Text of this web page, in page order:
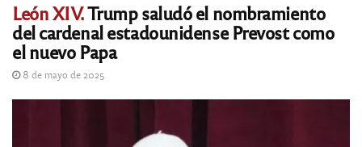
León XIV.Trump saludó el nombramiento
del cardenal estadounidense Prevost como
el nuevo Papa
8 de mayo de 2025